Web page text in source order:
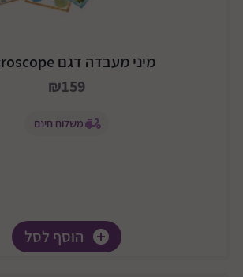
מיני מעבדה דגם Microscope
₪159
משלוח חינם
הוסף לסל